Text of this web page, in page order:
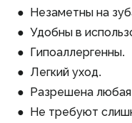
● Незаметны на
● Удобны в
● Гипоаллергенны.
● Легкий уход.
● Разрешена любая
● Не требуют